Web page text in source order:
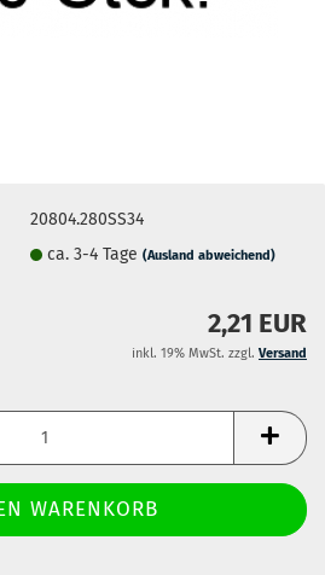
20804.280SS34
ca. 3-4 Tage(Ausland abweichend)
2,21 EUR
inkl. 19% MwSt. zzgl. Versand